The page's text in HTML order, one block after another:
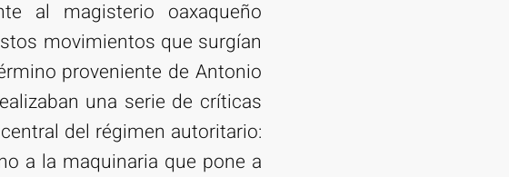
al magisterio oaxaqueño
movimientos que surgían
proveniente de Antonio
una serie de críticas
del régimen autoritario:
a la maquinaria que pone a